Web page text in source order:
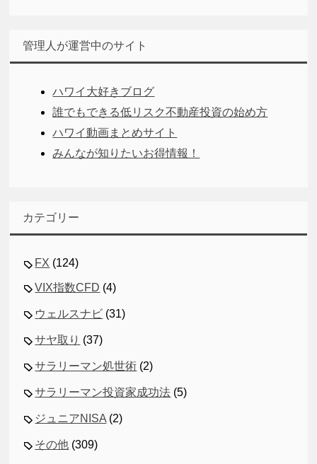
管理人が運営中のサイト
ハワイ大好きブログ
誰でもできる低リスク不動産投資の始め方
ハワイ動画まとめサイト
みんなが知りたいお得情報！
カテゴリー
FX (124)
VIX指数CFD (4)
ウェルスナビ (31)
サヤ取り (37)
サラリーマン処世術 (2)
サラリーマン投資家成功法 (5)
ジュニアNISA (2)
その他 (309)